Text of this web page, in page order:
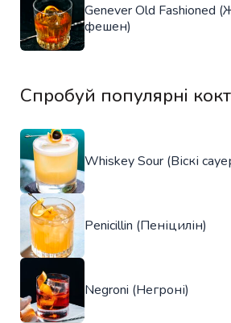
Genever Old Fashioned
фешен)
Спробуй популярні
Whiskey Sour (Віскі
Penicillin (Пеніцилін)
Negroni (Негроні)